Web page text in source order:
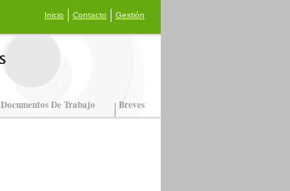
Inicio Contacto Gestión
Documentos De Trabajo Breves